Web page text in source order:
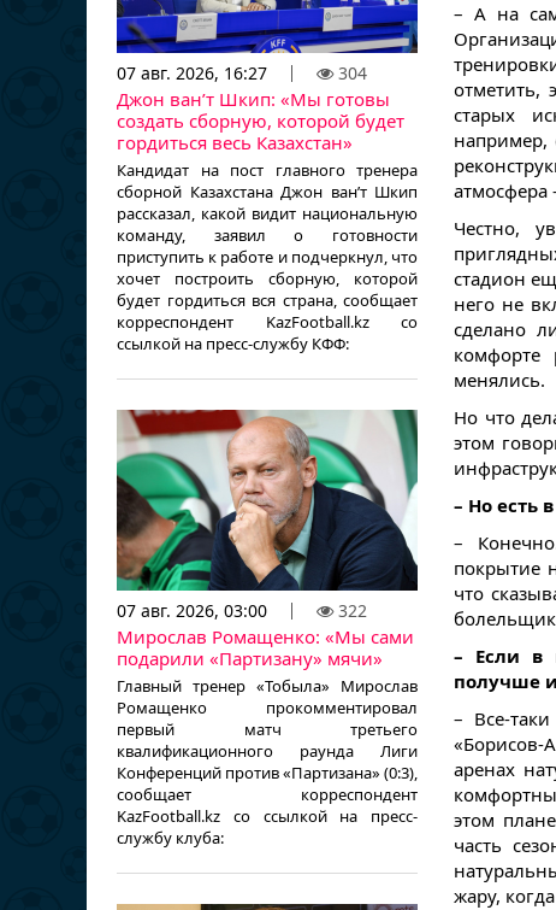
07 авг. 2026, 16:27 304
Джон ван’т Шкип: «Мы готовы
создать сборную, которой будет
гордиться весь Казахстан»
Кандидат на пост главного тренера
сборной Казахстана Джон ван’т Шкип
рассказал, какой видит национальную
команду, заявил о готовности
приступить к работе и подчеркнул, что
хочет построить сборную, которой
будет гордиться вся страна, сообщает
корреспондент KazFootball.kz со
ссылкой на пресс-службу КФФ:
07 авг. 2026, 03:00 322
Мирослав Ромащенко: «Мы сами
подарили «Партизану» мячи»
Главный тренер «Тобыла» Мирослав
Ромащенко прокомментировал
первый матч третьего
квалификационного раунда Лиги
Конференций против «Партизана» (0:3),
сообщает корреспондент
KazFootball.kz со ссылкой на пресс-
службу клуба:
– А на
отметить,
старых
например,
атмосфера
Честно,
стадион
него не
сделано
менялись.
Но что
этом
– Но есть
–
покрытие
что
– Если в
получше
– Все-
аренах
этом
часть
жару,